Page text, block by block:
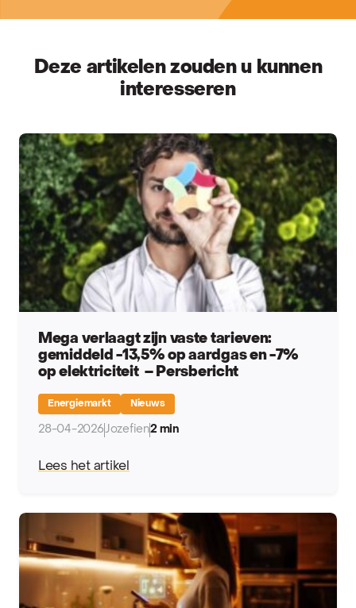
Deze artikelen zouden u kunnen
interesseren
Mega verlaagt zijn vaste tarieven:
gemiddeld -13,5% op aardgas en -7%
op elektriciteit – Persbericht
Energiemarkt Nieuws
28-04-2026Jozefien2 min
Lees het artikel